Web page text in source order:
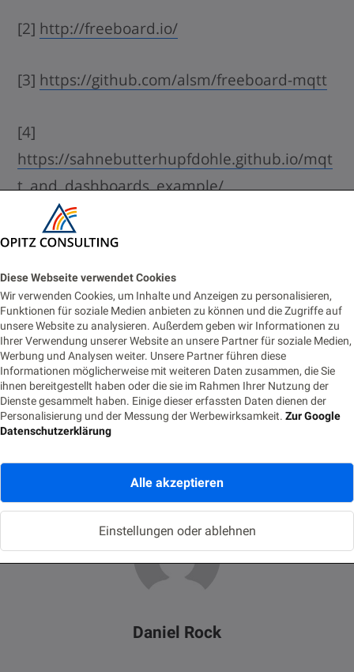
Diese Webseite verwendet Cookies
Wir verwenden Cookies, um Inhalte und Anzeigen zu personalisieren,
Funktionen für soziale Medien anbieten zu können und die Zugriffe auf
unsere Website zu analysieren. Außerdem geben wir Informationen zu
Ihrer Verwendung unserer Website an unsere Partner für soziale Medien,
Werbung und Analysen weiter. Unsere Partner führen diese
Informationen möglicherweise mit weiteren Daten zusammen, die Sie
ihnen bereitgestellt haben oder die sie im Rahmen Ihrer Nutzung der
Dienste gesammelt haben. Einige dieser erfassten Daten dienen der
Personalisierung und der Messung der Werbewirksamkeit. Zur Google
Datenschutzerklärung
Alle akzeptieren
Einstellungen oder ablehnen
[2] http://freeboard.io/
[3] https://github.com/alsm/freeboard-mqtt
[4]
https://sahnebutterhupfdohle.github.io/mqt
t_and_dashboards_example/
[5]http://dev.hsl.fi/tmp/mqtt/browser/
[6]
http://dev.hsl.fi/tmp/mqtt/map/#&topic=/hf
p/journey/tram/RHKL00098/1010/#
MQTT
Daniel Rock